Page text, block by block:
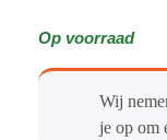
Op voorraad
Wij
je op om